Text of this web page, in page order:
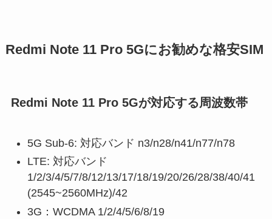
Redmi Note 11 Pro 5Gにお勧めな格安SIM
Redmi Note 11 Pro 5Gが対応する周波数帯
5G Sub-6: 対応バンド n3/n28/n41/n77/n78
LTE: 対応バンド
1/2/3/4/5/7/8/12/13/17/18/19/20/26/28/38/40/41
(2545~2560MHz)/42
3G ：WCDMA 1/2/4/5/6/8/19